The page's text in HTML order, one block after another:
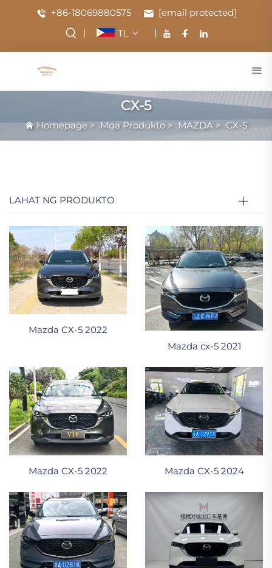
+86-18069880575
[email protected]
TL
CX-5
Homepage > Mga Produkto > MAZDA > CX-5
LAHAT NG PRODUKTO
Mazda CX-5 2022
Mazda cx-5 2021
Mazda CX-5 2022 Mazda CX-5 2024